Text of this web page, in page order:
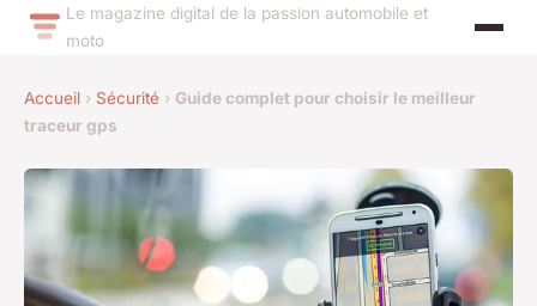
Le magazine digital de la passion automobile et
moto
Accueil › Sécurité › Guide complet pour choisir le meilleur
traceur gps